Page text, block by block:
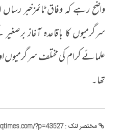
واضح رہے کہ وفاق ٹائمزخبر
سرگرمیوں کا باقاعدہ آغاز
علمائے کرام کی مختلف سرگرمیوں
تھا۔
مختصر لنک :?p=43527